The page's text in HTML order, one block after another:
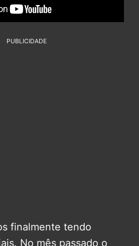
PUBLICIDADE
finalmente tendo
No mês passado o